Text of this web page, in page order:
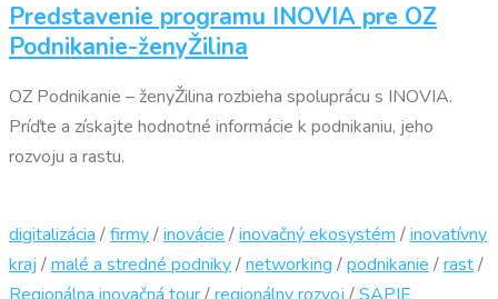
Predstavenie programu INOVIA pre OZ
Podnikanie-ženyŽilina
OZ Podnikanie – ženyŽilina rozbieha spoluprácu s INOVIA.
Príďte a získajte hodnotné informácie k podnikaniu, jeho
rozvoju a rastu.
digitalizácia /firmy/inovácie /inovačný ekosystém /inovatívny
kraj /malé a stredné podniky/networking /podnikanie /rast/